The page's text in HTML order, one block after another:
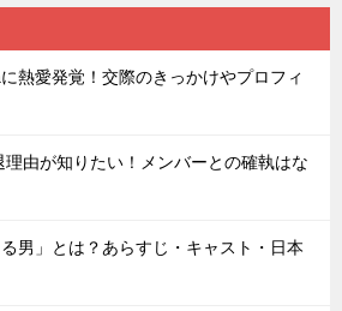
熱愛発覚！交際のきっかけやプロフィ
由が知りたい！メンバーとの確執はな
男」とは？あらすじ・キャスト・日本